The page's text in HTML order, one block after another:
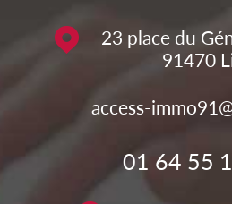
23 place du
91470
access-
01 64 55